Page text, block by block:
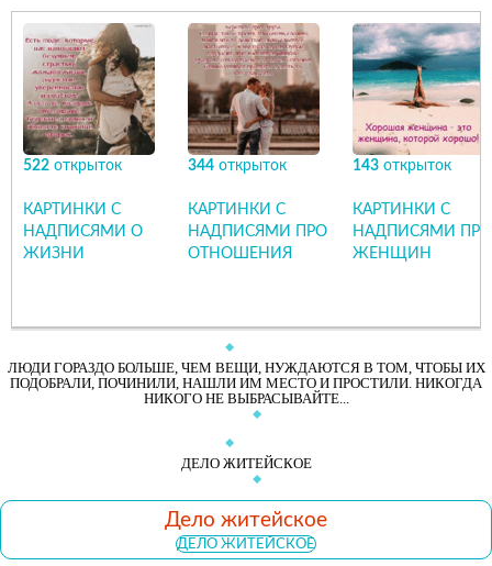
522 открыток
КАРТИНКИ С
НАДПИСЯМИ О
ЖИЗНИ
344 открыток
КАРТИНКИ С
НАДПИСЯМИ ПРО
ОТНОШЕНИЯ
143 открыток
КАРТИНКИ С
НАДПИСЯМИ ПРО
ЖЕНЩИН
ЛЮДИ ГОРАЗДО БОЛЬШЕ, ЧЕМ ВЕЩИ, НУЖДАЮТСЯ В ТОМ, ЧТОБЫ ИХ
ПОДОБРАЛИ, ПОЧИНИЛИ, НАШЛИ ИМ МЕСТО И ПРОСТИЛИ. НИКОГДА
НИКОГО НЕ ВЫБРАСЫВАЙТЕ...
ДЕЛО ЖИТЕЙСКОЕ
Дело житейское
ДЕЛО ЖИТЕЙСКОЕ